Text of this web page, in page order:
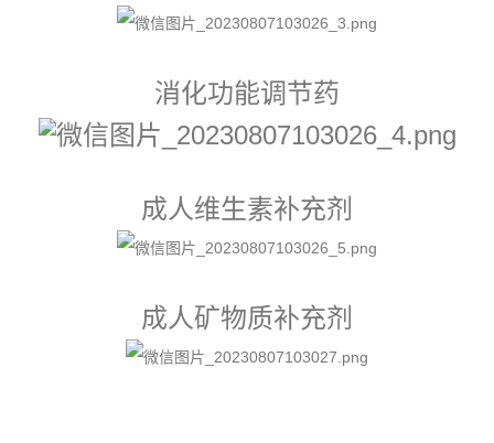
消化功能调节药
成人维生素补充剂
成人矿物质补充剂